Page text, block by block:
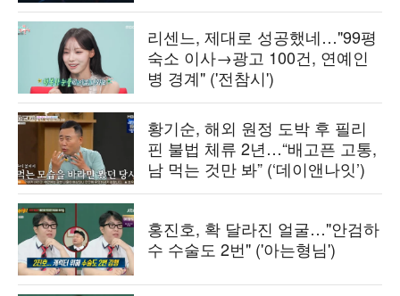
리센느, 제대로 성공했네…"99평
숙소 이사→광고 100건, 연예인
병 경계" ('전참시')
황기순, 해외 원정 도박 후 필리
핀 불법 체류 2년…“배고픈 고통,
남 먹는 것만 봐” (‘데이앤나잇’)
홍진호, 확 달라진 얼굴…"안검하
수 수술도 2번" ('아는형님')